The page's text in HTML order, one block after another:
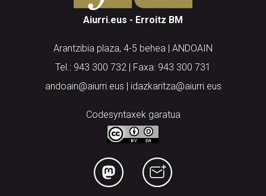
Aiurri.eus - Erroitz BM
Arantzibia plaza, 4-5 behea | ANDOAIN
Tel.: 943 300 732 | Faxa: 943 300 731
andoain@aiurri.eus | idazkaritza@aiurri.eus
Codesyntaxek garatua